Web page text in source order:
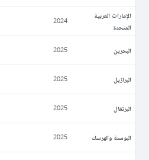
الإمارات العربية
المتحدة
2024
البحرين 2025
البرازيل 2025
البرتغال 2025
البوسنة والهرسك 2025